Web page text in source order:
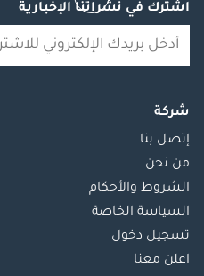
اشترك في نشراتنا الإخبارية
شركة
إتصل بنا
من نحن
الشروط والأحكام
السياسة الخاصة
تسجيل دخول
اعلن معنا